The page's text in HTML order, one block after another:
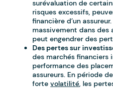
surévaluation de
risques excessifs,
financière d’un
massivement dans
peut engendrer des
Des pertes sur
des marchés
performance des
assureurs. En période
fortevolatilité, les